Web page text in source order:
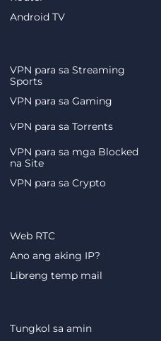
Android TV
VPN para sa Streaming
Sports
VPN para sa Gaming
VPN para sa Torrents
VPN para sa mga Blocked
na Site
VPN para sa Crypto
Tungkol sa amin
Web RTC
Ano ang aking IP?
Libreng temp mail